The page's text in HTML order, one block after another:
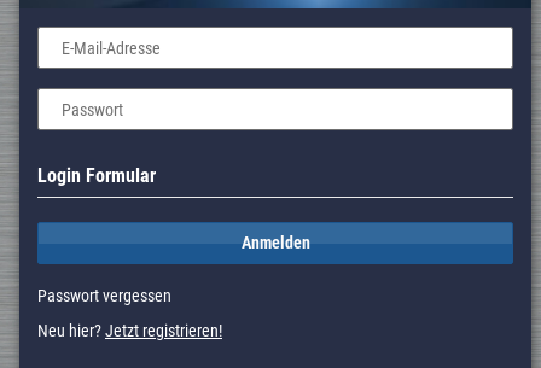
E-Mail-Adresse
Passwort
Login Formular
Anmelden
Passwort vergessen
Neu hier?Jetzt registrieren!